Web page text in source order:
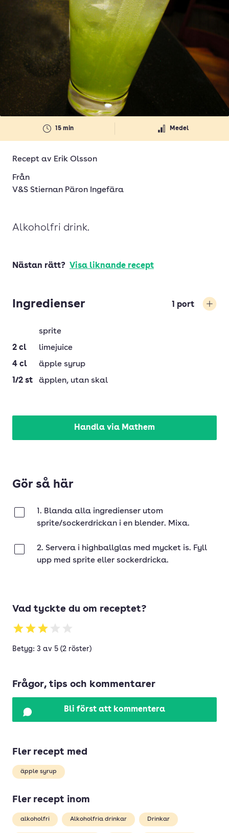
15 min Medel
Recept av Erik Olsson
Från
V&S Stiernan Päron Ingefära
Alkoholfri drink.
Nästan rätt? Visa liknande recept
Ingredienser 1 port
sprite
2 cl
limejuice
4 cl
äpple syrup
1/2 st äpplen, utan skal
Handla via Mathem
Gör så här
1. Blanda alla ingredienser utom
sprite/sockerdrickan i en blender. Mixa.
2. Servera i highballglas med mycket is. Fyll
upp med sprite eller sockerdricka.
Vad tyckte du om receptet?
Betyg: 3 av 5 (2 röster)
Frågor, tips och kommentarer
Bli först att kommentera
Fler recept med
äpple syrup
Fler recept inom
alkoholfri Alkoholfria drinkar Drinkar